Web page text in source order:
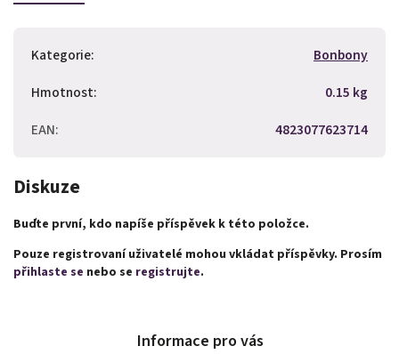
Kategorie:
Bonbony
Hmotnost:
0.15 kg
EAN: 4823077623714
Diskuze
Buďte první, kdo napíše příspěvek k této položce.
Pouze registrovaní uživatelé mohou vkládat příspěvky. Prosím
přihlaste se nebo se registrujte.
Informace pro vás